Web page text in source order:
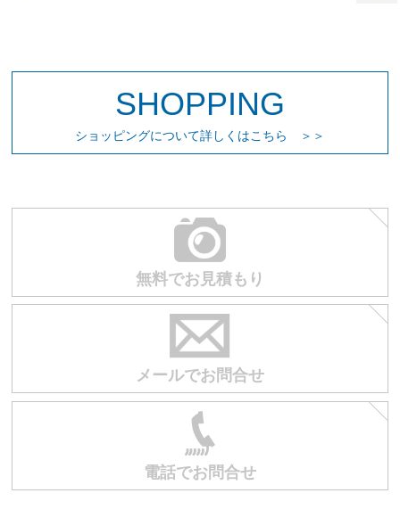
SHOPPING
ショッピングについて詳しくはこちら ＞＞
無料でお見積もり
メールでお問合せ
電話でお問合せ